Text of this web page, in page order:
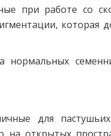
при работе со
которая
для